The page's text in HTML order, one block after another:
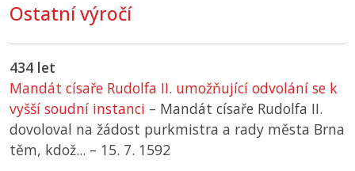
Ostatní výročí
434 let
Mandát císaře Rudolfa II. umožňující odvolání se k
vyšší soudní instanci – Mandát císaře Rudolfa II.
dovoloval na žádost purkmistra a rady města Brna
těm, kdož... – 15. 7. 1592